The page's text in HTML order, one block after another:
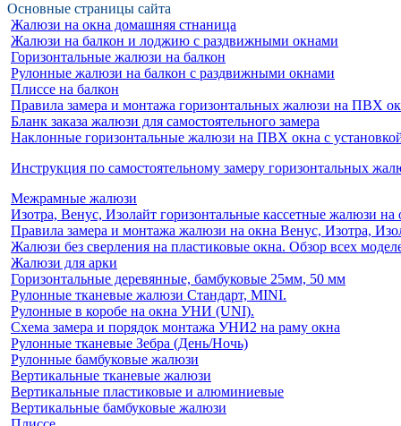
Основные страницы сайта
Жалюзи на окна домашняя стнаница
Жалюзи на балкон и лоджию c раздвижными окнами
Горизонтальные жалюзи на балкон
Рулонные жалюзи на балкон с раздвижными окнами
Плиссе на балкон
Правила замера и монтажа горизонтальных жалюзи на ПВХ
Бланк заказа жалюзи для самостоятельного замера
Наклонные горизонтальные жалюзи на ПВХ окна с
Инструкция по самостоятельному замеру горизонтальных
Межрамные жалюзи
Изотра, Венус, Изолайт горизонтальные кассетные жалюзи на
Правила замера и монтажа жалюзи на окна Венус, Изотра,
Жалюзи без сверления на пластиковые окна. Обзор всех
Жалюзи для арки
Горизонтальные деревянные, бамбуковые 25мм, 50 мм
Рулонные тканевые жалюзи Стандарт, MINI.
Рулонные в коробе на окна УНИ (UNI).
Схема замера и порядок монтажа УНИ2 на раму окна
Рулонные тканевые Зебра (День/Ночь)
Рулонные бамбуковые жалюзи
Вертикальные тканевые жалюзи
Вертикальные пластиковые и алюминиевые
Вертикальные бамбуковые жалюзи